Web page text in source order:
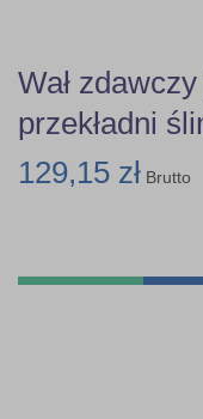
Wał
przekładni
129,15 zł Brutto